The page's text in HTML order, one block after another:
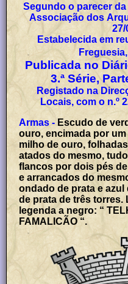
Segundo o parecer
Associação dos
27/
Estabelecida em
Publicada no
3.ª Série,
Registado na
Locais, com o n.º
Armas - Escudo de
ouro, encimada por
milho de ouro,
atados do mesmo,
flancos por dois pés
e arrancados do
ondado de prata e azul
de prata de três torres.
legenda a negro: “
FAMALICÃO “.